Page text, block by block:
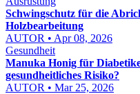
Schwingschutz für die
Holzbearbeitung
AUTOR • Apr 08, 2026
Gesundheit
Manuka Honig für
gesundheitliches Risiko?
AUTOR • Mar 25, 2026